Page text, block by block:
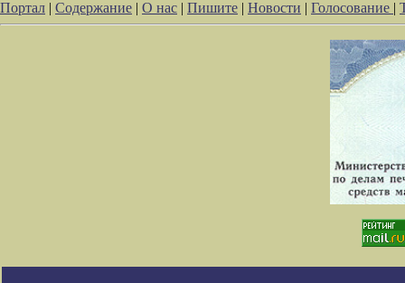
Портал | Содержание | О нас | Пишите | Новости | Голосование |